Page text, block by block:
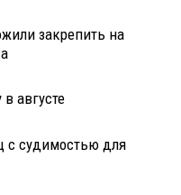
закрепить на
августе
с судимостью для